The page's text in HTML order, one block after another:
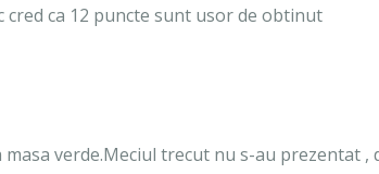
cred ca 12 puncte sunt usor de obtinut
masa verde.Meciul trecut nu s-au prezentat ,